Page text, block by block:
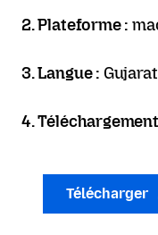
2. Plateforme :
3. Langue :
4.
Télécharger